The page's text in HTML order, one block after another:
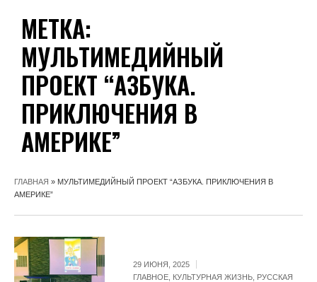
МЕТКА:
МУЛЬТИМЕДИЙНЫЙ
ПРОЕКТ “АЗБУКА.
ПРИКЛЮЧЕНИЯ В
АМЕРИКЕ”
ГЛАВНАЯ » МУЛЬТИМЕДИЙНЫЙ ПРОЕКТ “АЗБУКА. ПРИКЛЮЧЕНИЯ В
АМЕРИКЕ”
29 ИЮНЯ, 2025
ГЛАВНОЕ КУЛЬТУРНАЯ ЖИЗНЬ РУССКАЯ